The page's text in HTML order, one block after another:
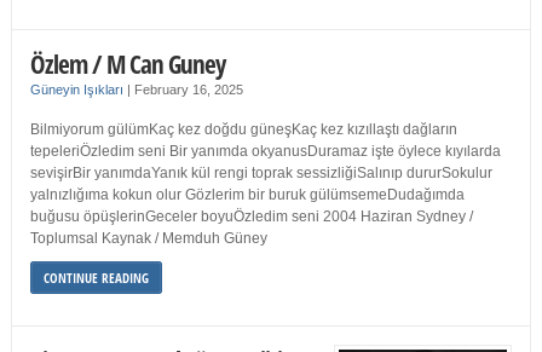
Özlem / M Can Guney
Güneyin Işıkları | February 16, 2025
Bilmiyorum gülümKaç kez doğdu güneşKaç kez kızıllaştı dağların
tepeleriÖzledim seni Bir yanımda okyanusDuramaz işte öylece kıyılarda
sevişirBir yanımdaYanık kül rengi toprak sessizliğiSalınıp dururSokulur
yalnızlığıma kokun olur Gözlerim bir buruk gülümsemeDudağımda
buğusu öpüşlerinGeceler boyuÖzledim seni 2004 Haziran Sydney /
Toplumsal Kaynak / Memduh Güney
CONTINUE READING